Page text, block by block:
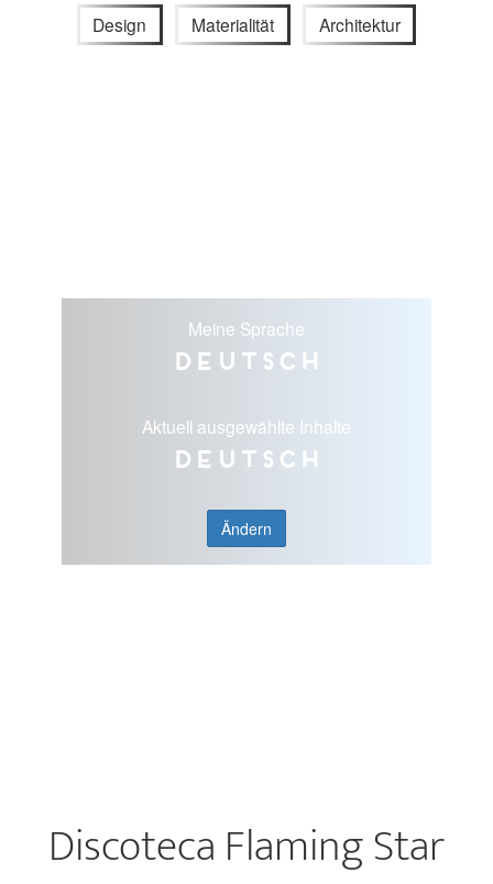
Design Materialität Architektur
Meine Sprache
Deutsch
Aktuell ausgewählte Inhalte
Deutsch
Ändern
Discoteca Flaming Star